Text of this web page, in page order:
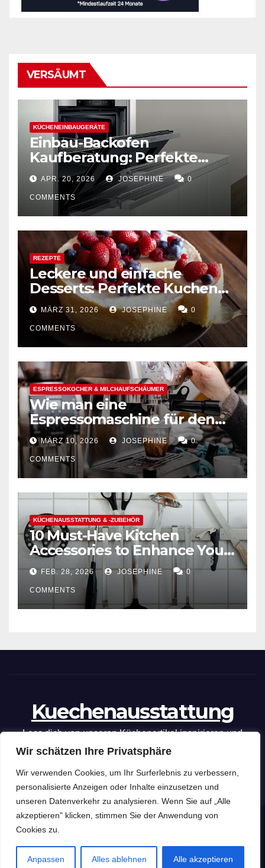
Wir schätzen Ihre Privatsphäre
Wir verwenden Cookies, um Ihr Surferlebnis zu verbessern,
personalisierte Anzeigen oder Inhalte einzusetzen und
unseren Datenverkehr zu analysieren. Wenn Sie auf „Alle
akzeptieren" klicken, stimmen Sie der Anwendung von
Cookies zu.
Anpassen Alles ablehnen Alle akzeptieren
VERSÄUMT
KÜCHENEINBAUGERÄTE
Einbau-Backofen
Kaufberatung: Perfekte
Kombination von Funktion
und Design
APR. 20, 2026 JOSEPHINE 0
COMMENTS
REZEPTE
Leckere und einfache
Desserts: Perfekte Kuchen
mühelos backen
MÄRZ 31, 2026 JOSEPHINE 0
COMMENTS
ESPRESSOKOCHER & MILCHAUFSCHÄUMER
Wie man eine
Espressomaschine für den
Hausgebrauch auswählt
MÄRZ 10, 2026 JOSEPHINE 0
COMMENTS
KÜCHENAUSSTATTUNG & -ZUBEHÖR
10 Must-Have Kitchen
Accessories to Enhance Your
Cooking Efficiency
FEB. 28, 2026 JOSEPHINE 0
COMMENTS
Kuechenausstattung
Lass dich von unseren Küchenartikel inspirieren und
optimiere deine kulinarischen Fähigkeiten mit unseren
praktischen Tipps und Tricks.
Impressum Datenschutzerklärung